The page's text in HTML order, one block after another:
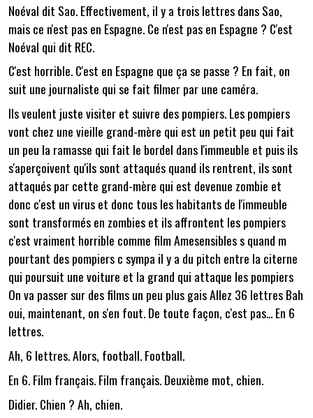
Noéval dit Sao. Effectivement, il y a trois lettres dans Sao,
mais ce n'est pas en Espagne. Ce n'est pas en Espagne ? C'est
Noéval qui dit REC.
C'est horrible. C'est en Espagne que ça se passe ? En fait, on
suit une journaliste qui se fait filmer par une caméra.
Ils veulent juste visiter et suivre des pompiers. Les pompiers
vont chez une vieille grand-mère qui est un petit peu qui fait
un peu la ramasse qui fait le bordel dans l'immeuble et puis ils
s'aperçoivent qu'ils sont attaqués quand ils rentrent, ils sont
attaqués par cette grand-mère qui est devenue zombie et
donc c'est un virus et donc tous les habitants de l'immeuble
sont transformés en zombies et ils affrontent les pompiers
c'est vraiment horrible comme film Amesensibles s quand m
pourtant des pompiers c sympa il y a du pitch entre la citerne
qui poursuit une voiture et la grand qui attaque les pompiers
On va passer sur des films un peu plus gais Allez 36 lettres Bah
oui, maintenant, on s'en fout. De toute façon, c'est pas... En 6
lettres.
Ah, 6 lettres. Alors, football. Football.
En 6. Film français. Film français. Deuxième mot, chien.
Didier. Chien ? Ah, chien.